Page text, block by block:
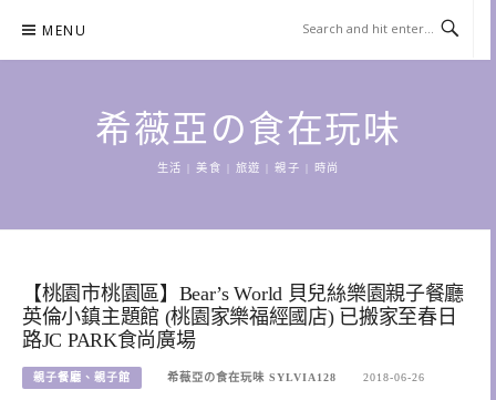
content
MENU
希薇亞の食在玩味
生活 | 美食 | 旅遊 | 親子 | 時尚
【桃園市桃園區】Bear’s World 貝兒絲樂園親子餐廳
英倫小鎮主題館 (桃園家樂福經國店) 已搬家至春日
路JC PARK食尚廣場
親子餐廳、親子館 希薇亞の食在玩味 SYLVIA128 2018-06-26